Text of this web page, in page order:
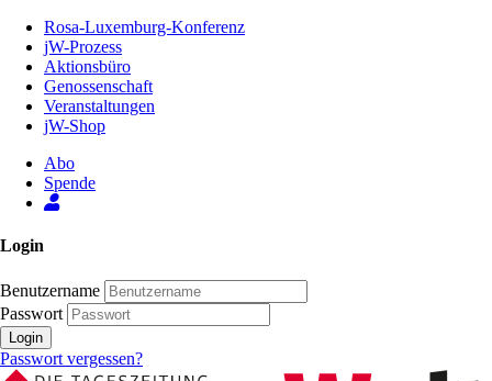
Inhalt
Seite
Rosa-Luxemburg-Konferenz
jW-Prozess
Aktionsbüro
Genossenschaft
Veranstaltungen
jW-Shop
Abo
Spende
Login
Benutzername
Passwort
Login
Passwort vergessen?